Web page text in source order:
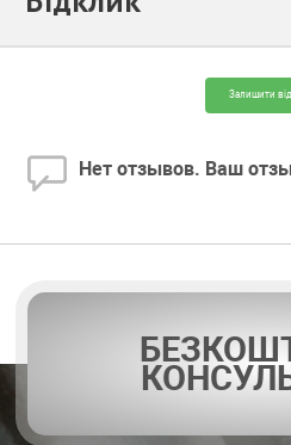
Залишити
Нет отзывов. Ваш